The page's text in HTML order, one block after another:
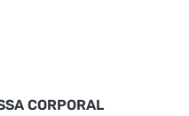
CORPORAL